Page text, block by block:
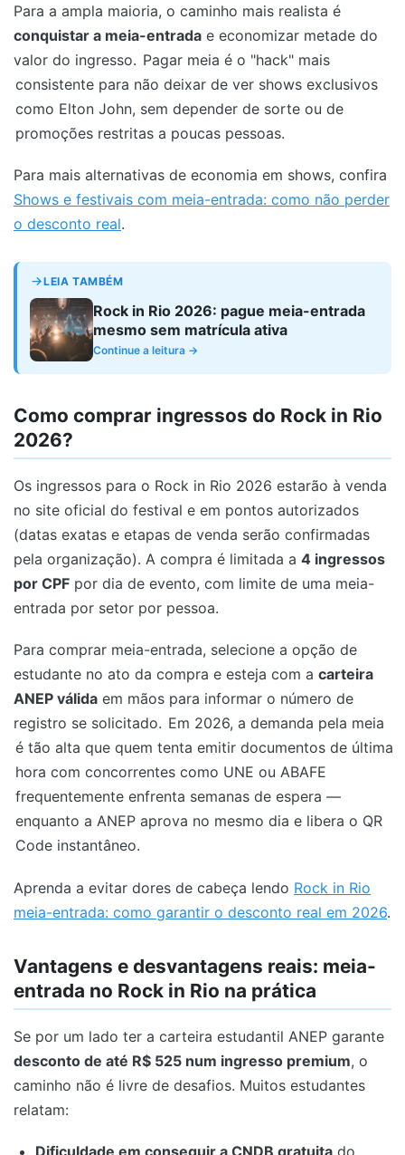
Para a ampla maioria, o caminho mais realista é
conquistar a meia-entrada e economizar metade do
valor do ingresso. Pagar meia é o "hack" mais
consistente para não deixar de ver shows exclusivos
como Elton John, sem depender de sorte ou de
promoções restritas a poucas pessoas.
Para mais alternativas de economia em shows, confira
Shows e festivais com meia-entrada: como não perder
o desconto real.
LEIA TAMBÉM
Rock in Rio 2026: pague meia-entrada
mesmo sem matrícula ativa
Continue a leitura →
Como comprar ingressos do Rock in Rio
2026?
Os ingressos para o Rock in Rio 2026 estarão à venda
no site oficial do festival e em pontos autorizados
(datas exatas e etapas de venda serão confirmadas
pela organização). A compra é limitada a 4 ingressos
por CPF por dia de evento, com limite de uma meia-
entrada por setor por pessoa.
Para comprar meia-entrada, selecione a opção de
estudante no ato da compra e esteja com a carteira
ANEP válida em mãos para informar o número de
registro se solicitado. Em 2026, a demanda pela meia
é tão alta que quem tenta emitir documentos de última
hora com concorrentes como UNE ou ABAFE
frequentemente enfrenta semanas de espera —
enquanto a ANEP aprova no mesmo dia e libera o QR
Code instantâneo.
Aprenda a evitar dores de cabeça lendo Rock in Rio
meia-entrada: como garantir o desconto real em 2026.
Vantagens e desvantagens reais: meia-
entrada no Rock in Rio na prática
Se por um lado ter a carteira estudantil ANEP garante
desconto de até R$ 525 num ingresso premium, o
caminho não é livre de desafios. Muitos estudantes
relatam: